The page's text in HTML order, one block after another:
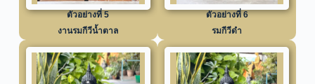
ตัวอย่างที่ 5
งานรมกีวีน้ำตาล
ตัวอย่างที่ 6
รมกีวีดำ